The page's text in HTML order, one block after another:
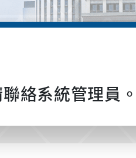
絡系統管理員。